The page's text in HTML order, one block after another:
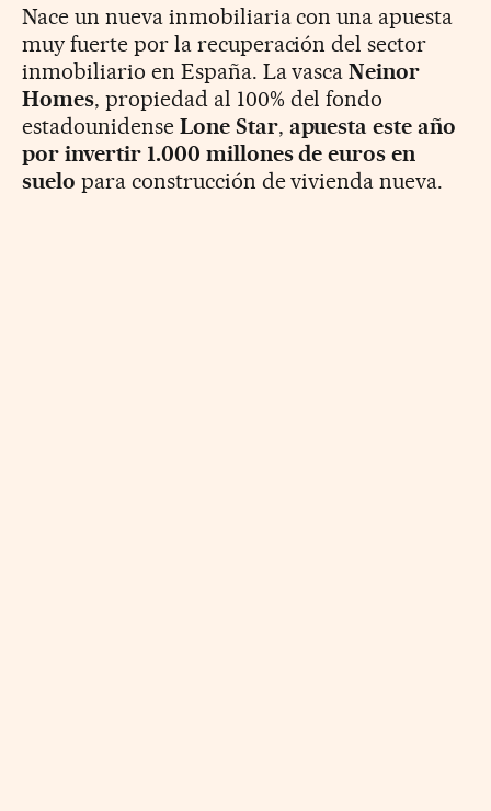
Nace un nueva inmobiliaria con una apuesta
muy fuerte por la recuperación del sector
inmobiliario en España. La vascaNeinor
Homes, propiedad al 100% del fondo
estadounidense Lone Star, apuesta este año
por invertir 1.000 millones de euros en
suelo para construcción de vivienda nueva.